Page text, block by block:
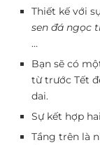
Thiết kế với
sen đá ngọc
…
Bạn sẽ có
từ trước Tết
dai.
Sự kết hợp
Tầng trên là